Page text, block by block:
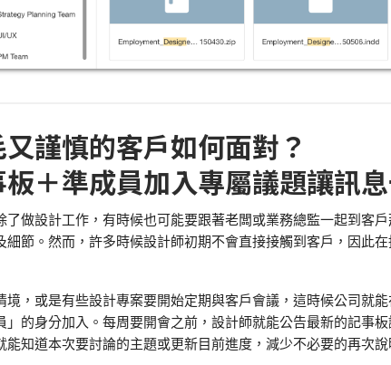
謹慎的客戶如何面對？
＋準成員加入專屬議題讓訊
了做設計工作，有時候也可能要跟著老闆或業務總監一起到客
細節。然而，許多時候設計師初期不會直接接觸到客戶，因此
境，或是有些設計專案要開始定期與客戶會議，這時候公司就能
」的身分加入。每周要開會之前，設計師就能公告最新的記事
能知道本次要討論的主題或更新目前進度，減少不必要的再次說